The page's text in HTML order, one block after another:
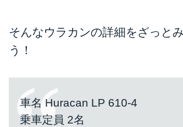
そんなウラカンの詳細をざっと
う！
車名 Huracan LP 610-4
乗車定員 2名